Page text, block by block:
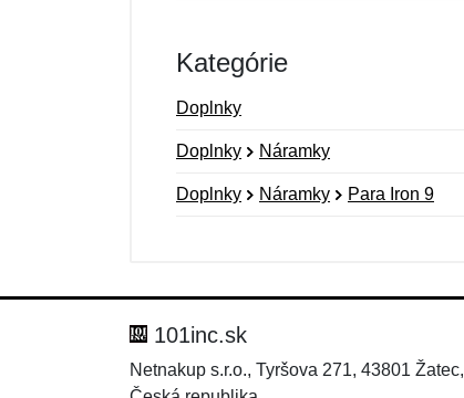
Kategórie
Doplnky
Doplnky Náramky
Doplnky Náramky Para Iron 9
101inc.sk
Netnakup s.r.o., Tyršova 271, 43801 Žatec,